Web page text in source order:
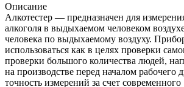
Описание
Алкотестер — предназначен для
алкоголя в выдыхаемом человеком
человека по выдыхаемому воздуху.
использоваться как в целях проверки
проверки большого количества людей,
на производстве перед началом рабочего
точность измерений за счет современного